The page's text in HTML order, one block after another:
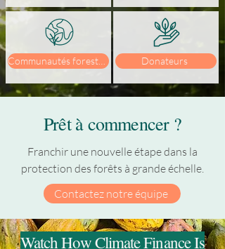
Donateurs
Prêt à commencer ?
Franchir une nouvelle étape dans la
protection des forêts à grande échelle.
Contactez notre équipe
Watch How Climate Finance Is